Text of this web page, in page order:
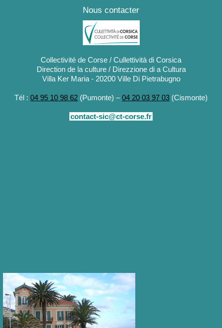
Nous contacter
Collectivité de Corse / Cullettività di Corsica
Direction de la culture / Direzzione di a Cultura
Villa Ker Maria - 20200 Ville Di Pietrabugno
Tél : 04 95 10 98 62 (Pumonte) –04 20 03 97 03 (Cismonte)
contact-sic@ct-corse.fr